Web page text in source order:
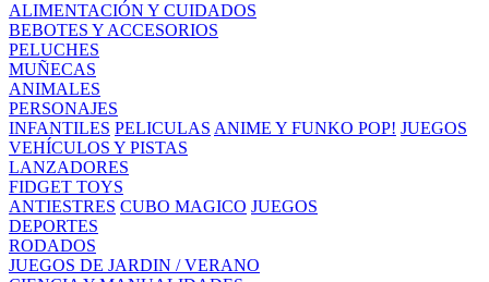
ALIMENTACIÓN Y CUIDADOS
BEBOTES Y ACCESORIOS
PELUCHES
MUÑECAS
ANIMALES
PERSONAJES
INFANTILES PELICULAS ANIME Y FUNKO POP! JUEGOS
VEHÍCULOS Y PISTAS
LANZADORES
FIDGET TOYS
ANTIESTRES CUBO MAGICO JUEGOS
DEPORTES
RODADOS
JUEGOS DE JARDIN / VERANO